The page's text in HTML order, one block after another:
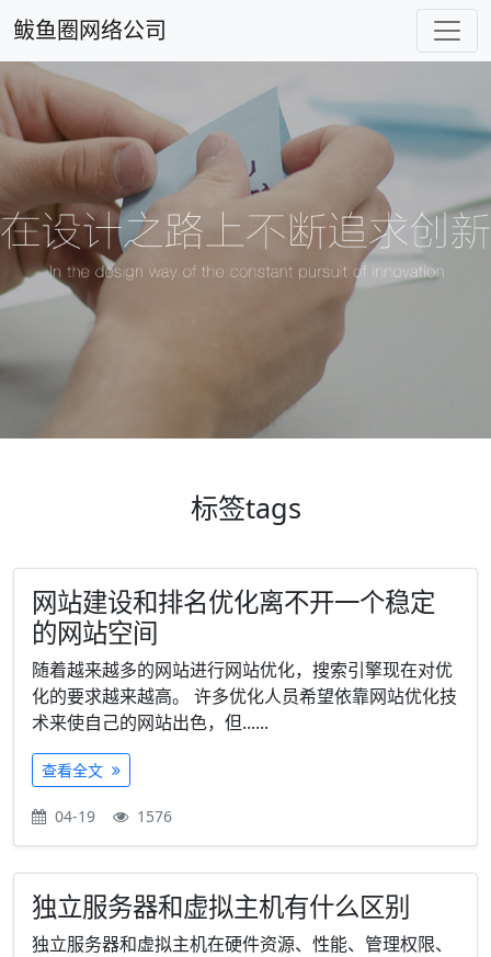
鲅鱼圈网络公司
标签tags
网站建设和排名优化离不开一个稳定
的网站空间
随着越来越多的网站进行网站优化，搜索引擎现在对优
化的要求越来越高。 许多优化人员希望依靠网站优化技
术来使自己的网站出色，但......
查看全文
04-19 1576
独立服务器和虚拟主机有什么区别
独立服务器和虚拟主机在硬件资源、性能、管理权限、